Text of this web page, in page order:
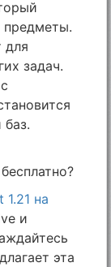
предметы.
для
задач.
1.21 на
и
эта